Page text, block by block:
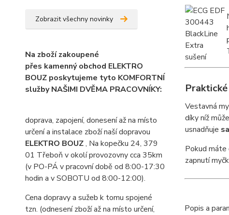
Zobrazit všechny novinky
Na zboží zakoupené
přes kamenný obchod ELEKTRO
BOUZ poskytujeme tyto KOMFORTNÍ
služby NAŠIMI DVĚMA PRACOVNÍKY:
doprava, zapojení, donesení až na místo
určení a instalace zboží naší dopravou
ELEKTRO BOUZ, Na kopečku 24, 379
01 Třeboň v okolí provozovny cca 35km
(v PO-PÁ v pracovní době od 8:00-17:30
hodin a v SOBOTU od 8:00-12:00).
Cena dopravy a sužeb k tomu spojené
tzn. (odnesení zboží až na místo určení,
Vestavná
díky níž
usnadňuje
Pokud máte
zapnutí
Popis a